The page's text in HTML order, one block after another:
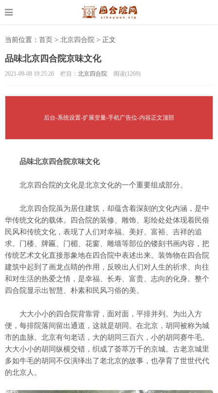
当前位置： 首页 > 北京四合院 > 正文
品味北京四合院京味文化
2021-09-08 19:25:26 栏目： 北京四合院 阅读(1269)
后台-系统设置-扩展变量-手机广告位-内容正文顶部
品味北京四合院京味文化
北京四合院的文化是北京文化的一个重要组成部分。
北京四合院虽为居住建筑，却蕴含着深刻的文化内涵，是中
华传统文化的载体。四合院的装修、雕饰、彩绘处处体现着民俗
民风和传统文化，表现了人们对幸福、美好、富裕、吉祥的追
求。门楼、牌匾、门楣、花窗、雕墙等部位的镂刻书画内容，把
传统艺术文化直接形象地在四合院中表述出来。装饰物在四合院
建筑中起到了画龙点睛的作用，反映出人们对人生的祈求、向往
和对生活的热爱之情，是幸福、长寿、富贵、志向的化身。整个
四合院显示出智慧、朴素和民风习俗的美。
大大小小的四合院背靠背，面对面，平排并列。为出入方
便，每排院落间留出通道，这就是胡同。在北京，胡同被称为城
市的血脉。北京有句老话，大的胡同三百六，小的胡同赛牛毛。
大大小小的胡同纵横交错，织成了荟萃万千的京城。古老京城里
多如牛毛的胡同不仅演绎出了老北京的故事，也孕育了世世代代
的北京人。